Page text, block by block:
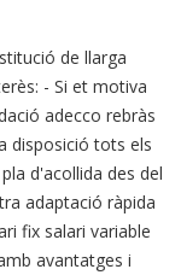
de llarga
- Si et motiva
adecco rebràs
disposició tots els
d'acollida des del
adaptació ràpida
fix salari variable
avantatges i